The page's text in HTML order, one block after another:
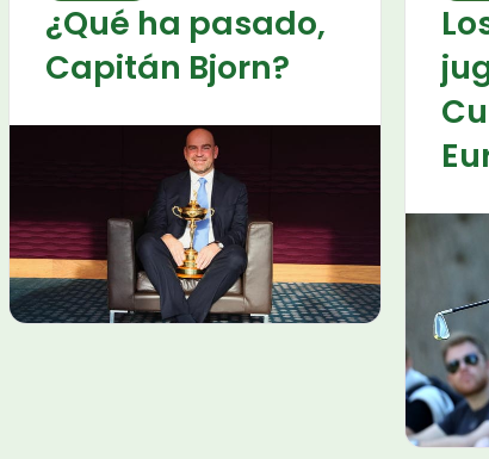
¿Qué ha pasado,
Capitán Bjorn?